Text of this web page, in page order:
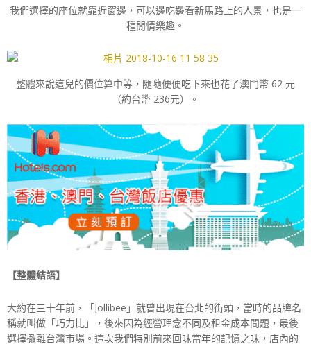
我們選擇的座位就靠近窗邊，可以邊吃邊看新馬路上的人景，也是一
種閒情樂趣。
整體來說這兒的價位算中等，隨隨便便吃下來也花了澳門幣 62 元
（約台幣 236元）。
【整體結語】
大約在三十年前，「Jollibee」就曾出現在台北的街頭，當時的品牌名
稱就叫做「巧力比」，後來因為經營理念不同及租金成本問題，最後
選擇撤離台灣市場。這次我們特別前來回味當年的記憶之味，店內的